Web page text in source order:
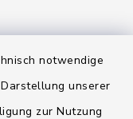
notwendige
unserer
zur Nutzung